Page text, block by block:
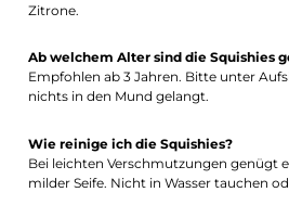
Zitrone.
Ab welchem Alter sind die Squishies
Empfohlen ab 3 Jahren. Bitte unter
nichts in den Mund gelangt.
Wie reinige ich die Squishies?
Bei leichten Verschmutzungen genügt
milder Seife. Nicht in Wasser tauchen